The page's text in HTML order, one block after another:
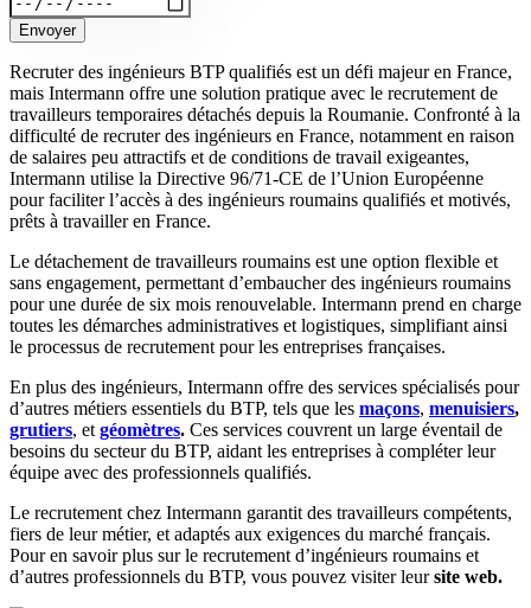
Envoyer
Recruter des ingénieurs BTP qualifiés est un défi majeur en France,
mais Intermann offre une solution pratique avec le recrutement de
travailleurs temporaires détachés depuis la Roumanie. Confronté à la
difficulté de recruter des ingénieurs en France, notamment en raison
de salaires peu attractifs et de conditions de travail exigeantes,
Intermann utilise la Directive 96/71-CE de l’Union Européenne
pour faciliter l’accès à des ingénieurs roumains qualifiés et motivés,
prêts à travailler en France.
Le détachement de travailleurs roumains est une option flexible et
sans engagement, permettant d’embaucher des ingénieurs roumains
pour une durée de six mois renouvelable. Intermann prend en charge
toutes les démarches administratives et logistiques, simplifiant ainsi
le processus de recrutement pour les entreprises françaises.
En plus des ingénieurs, Intermann offre des services spécialisés pour
d’autres métiers essentiels du BTP, tels que les maçons, menuisiers,
grutiers, et géomètres. Ces services couvrent un large éventail de
besoins du secteur du BTP, aidant les entreprises à compléter leur
équipe avec des professionnels qualifiés.
Le recrutement chez Intermann garantit des travailleurs compétents,
fiers de leur métier, et adaptés aux exigences du marché français.
Pour en savoir plus sur le recrutement d’ingénieurs roumains et
d’autres professionnels du BTP, vous pouvez visiter leursite web.